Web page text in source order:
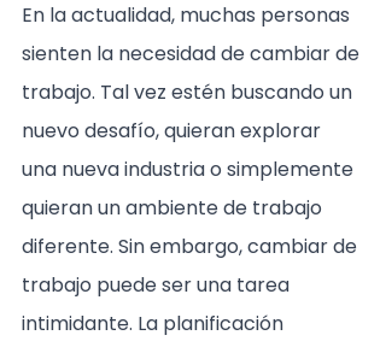
En la actualidad, muchas personas
sienten la necesidad de cambiar de
trabajo. Tal vez estén buscando un
nuevo desafío, quieran explorar
una nueva industria o simplemente
quieran un ambiente de trabajo
diferente. Sin embargo, cambiar de
trabajo puede ser una tarea
intimidante. La planificación